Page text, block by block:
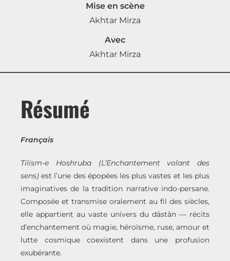
Mise en scène
Akhtar Mirza
Avec
Akhtar Mirza
Résumé
Français
Tilism-e Hoshruba (L’Enchantement volant des
sens) est l’une des épopées les plus vastes et les plus
imaginatives de la tradition narrative indo-persane.
Composée et transmise oralement au fil des siècles,
elle appartient au vaste univers du dāstān — récits
d’enchantement où magie, héroïsme, ruse, amour et
lutte cosmique coexistent dans une profusion
exubérante.